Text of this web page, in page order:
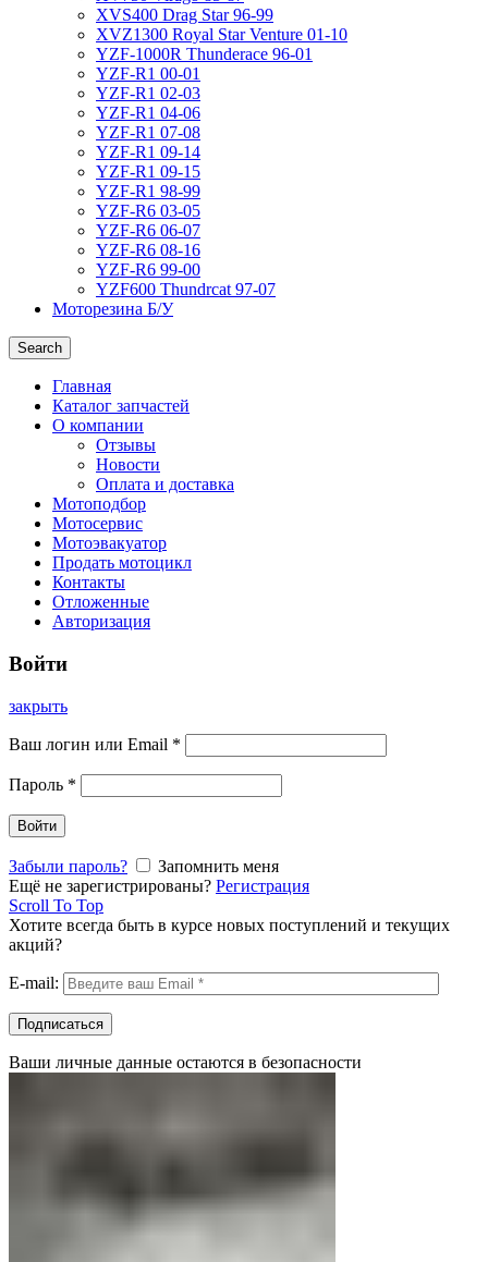
XVS400 Drag Star 96-99
XVZ1300 Royal Star Venture 01-10
YZF-1000R Thunderace 96-01
YZF-R1 00-01
YZF-R1 02-03
YZF-R1 04-06
YZF-R1 07-08
YZF-R1 09-14
YZF-R1 09-15
YZF-R1 98-99
YZF-R6 03-05
YZF-R6 06-07
YZF-R6 08-16
YZF-R6 99-00
YZF600 Thundrcat 97-07
Моторезина Б/У
Search
Главная
Каталог запчастей
О компании
Отзывы
Новости
Оплата и доставка
Мотоподбор
Мотосервис
Мотоэвакуатор
Продать мотоцикл
Контакты
Отложенные
Авторизация
Войти
закрыть
Ваш логин или Email *
Пароль *
Войти
Забыли пароль?
Запомнить меня
Ещё не зарегистрированы? Регистрация
Scroll To Top
Хотите всегда быть в курсе новых поступлений и текущих
акций?
E-mail:
Ваши личные данные остаются в безопасности